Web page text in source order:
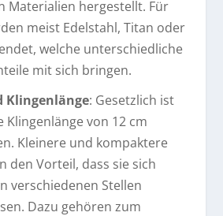
Materialien hergestellt. Für
meist Edelstahl, Titan oder
welche unterschiedliche
mit sich bringen.
Klingenlänge: Gesetzlich ist
Klingenlänge von 12 cm
Kleinere und kompaktere
den Vorteil, dass sie sich
verschiedenen Stellen
Dazu gehören zum